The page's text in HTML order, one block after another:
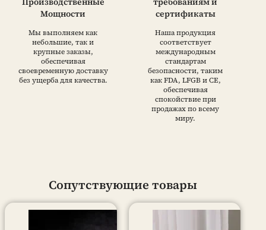
Мощности
Мы выполняем как
небольшие, так и
крупные заказы,
обеспечивая
своевременную доставку
без ущерба для качества.
сертификаты
Наша продукция
соответствует
международным
стандартам
безопасности, таким
как FDA, LFGB и CE,
обеспечивая
спокойствие при
продажах по всему
миру.
Сопутствующие товары